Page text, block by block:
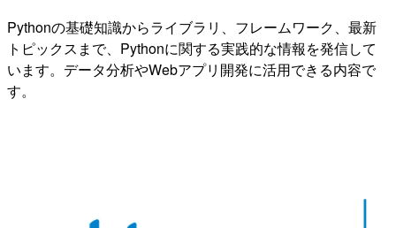
Pythonの基礎知識からライブラリ、フレームワーク、最新
トピックスまで、Pythonに関する実践的な情報を発信して
います。データ分析やWebアプリ開発に活用できる内容で
す。